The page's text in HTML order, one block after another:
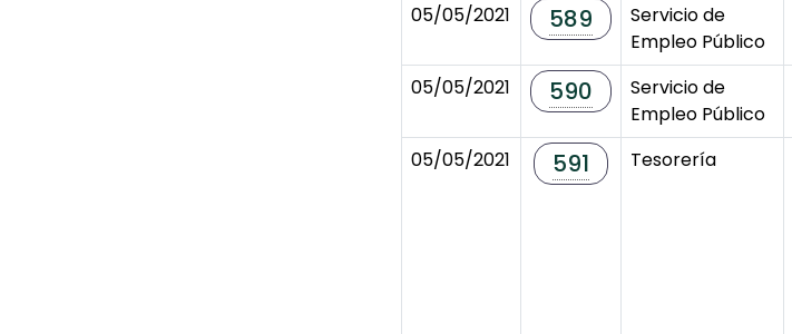
05/05/2021
589
Servicio de
Empleo Público
05/05/2021
590
Servicio de
Empleo Público
05/05/2021
591 Tesorería